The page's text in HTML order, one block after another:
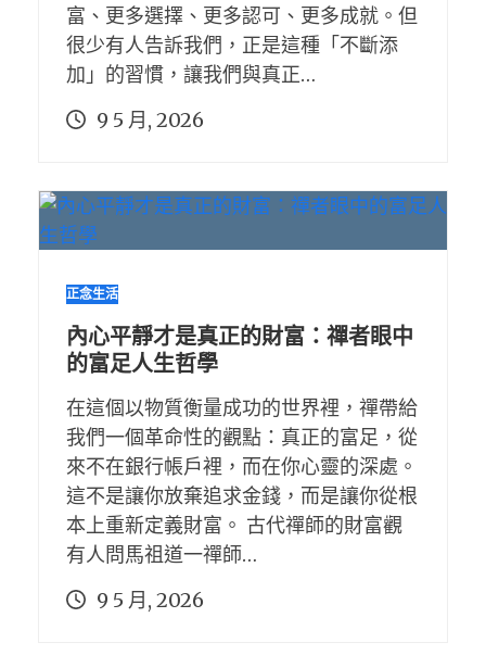
富、更多選擇、更多認可、更多成就。但
很少有人告訴我們，正是這種「不斷添
加」的習慣，讓我們與真正…
9 5 月, 2026
正念生活
內心平靜才是真正的財富：禪者眼中
的富足人生哲學
在這個以物質衡量成功的世界裡，禪帶給
我們一個革命性的觀點：真正的富足，從
來不在銀行帳戶裡，而在你心靈的深處。
這不是讓你放棄追求金錢，而是讓你從根
本上重新定義財富。 古代禪師的財富觀
有人問馬祖道一禪師…
9 5 月, 2026